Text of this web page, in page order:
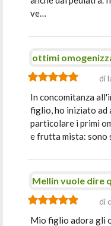
ve…
ottimi
di
In concomitanza
figlio, ho iniziato
particolare i primi
e frutta mista: sono
Mellin vuole dire
di
Mio figlio adora gli